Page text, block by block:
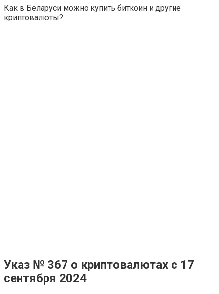
Как в Беларуси можно купить биткоин и другие
криптовалюты?
Указ № 367 о криптовалютах с 17
сентября 2024